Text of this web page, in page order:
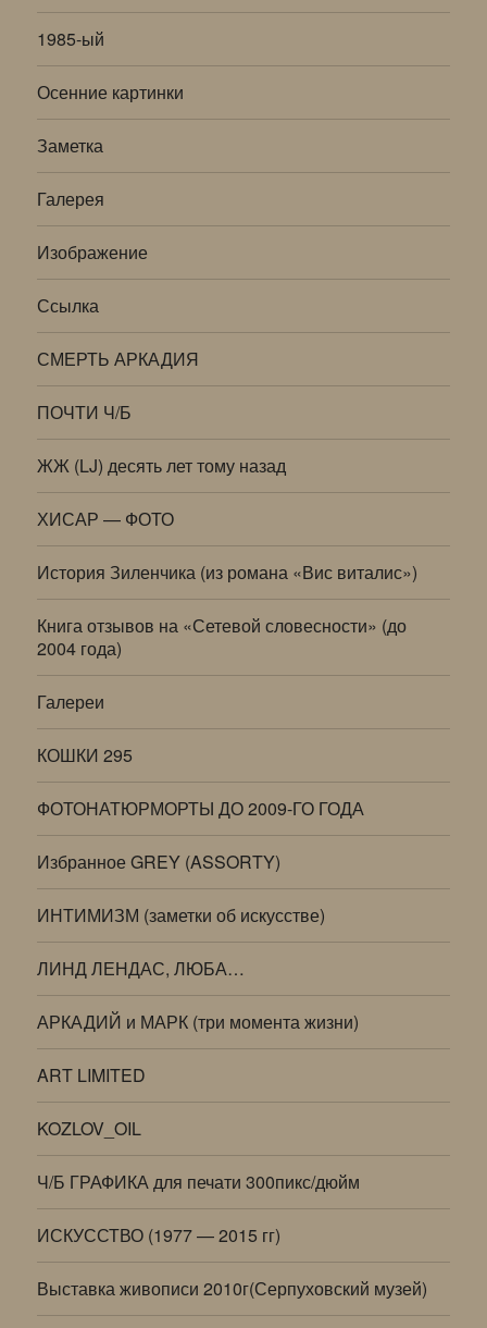
1985-ый
Осенние картинки
Заметка
Галерея
Изображение
Ссылка
СМЕРТЬ АРКАДИЯ
ПОЧТИ Ч/Б
ЖЖ (LJ) десять лет тому назад
ХИСАР — ФОТО
История Зиленчика (из романа «Вис виталис»)
Книга отзывов на «Сетевой словесности» (до
2004 года)
Галереи
КОШКИ 295
ФОТОНАТЮРМОРТЫ ДО 2009-ГО ГОДА
Избранное GREY (ASSORTY)
ИНТИМИЗМ (заметки об искусстве)
ЛИНД ЛЕНДАС, ЛЮБА…
АРКАДИЙ и МАРК (три момента жизни)
ART LIMITED
KOZLOV_OIL
Ч/Б ГРАФИКА для печати 300пикс/дюйм
ИСКУССТВО (1977 — 2015 гг)
Выставка живописи 2010г(Серпуховский музей)